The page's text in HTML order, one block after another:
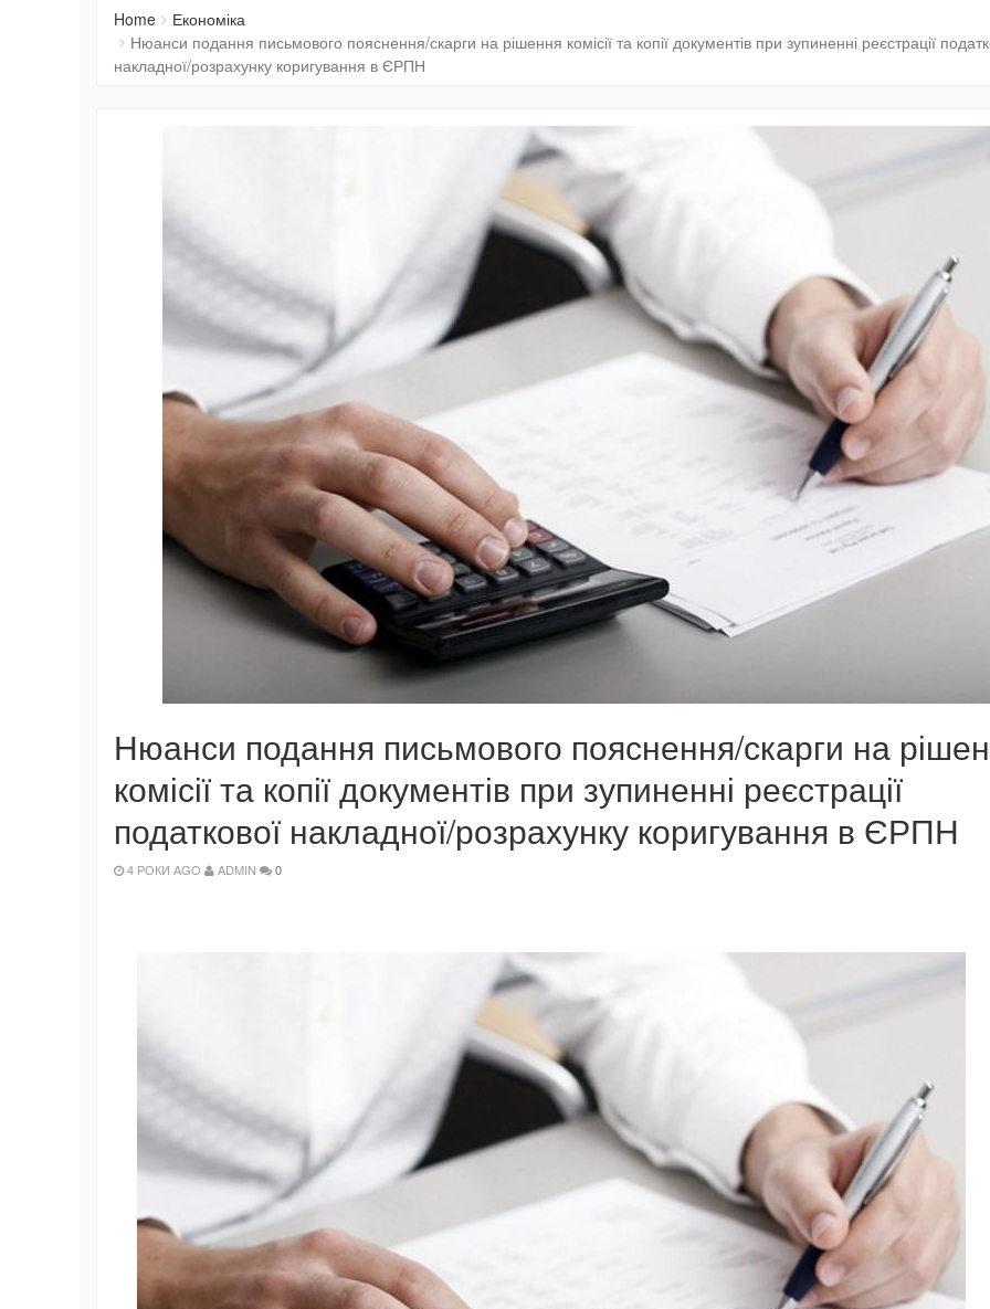
Home
Економіка
Нюанси подання письмового пояснення/скарги на рішення комісії та копії документів при зупиненні реєстрації
накладної/розрахунку коригування в ЄРПН
Нюанси подання письмового пояснення/скарги на
комісії та копії документів при зупиненні реєстрації
податкової накладної/розрахунку коригування в ЄРПН
4 РОКИ AGO ADMIN 0